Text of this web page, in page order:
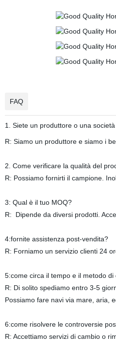
FAQ
1. Siete un produttore o una
R: Siamo un produttore e siamo i
2. Come verificare la qualità del
R: Possiamo fornirti il campione.
3: Qual è il tuo MOQ?
R: Dipende da diversi prodotti.
4:fornite assistenza post-vendita?
R: Forniamo un servizio clienti 24
5:come circa il tempo e il metodo di
R: Di solito spediamo entro 3-5
Possiamo fare navi via mare, aria,
6:come risolvere le controversie
R: Accettiamo servizi di cambio o